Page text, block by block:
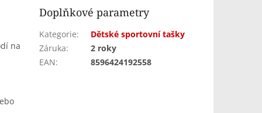
na
Doplňkové parametry
Kategorie:
Dětské sportovní tašky
Záruka:
2 roky
EAN: 8596424192558